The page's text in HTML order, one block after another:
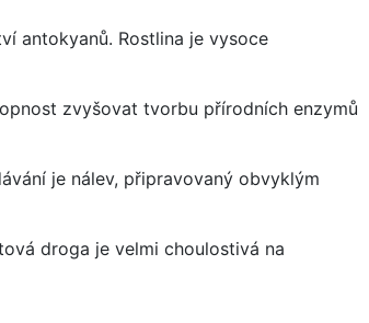
antokyanů. Rostlina je vysoce
zvyšovat tvorbu přírodních enzymů
je nálev, připravovaný obvyklým
droga je velmi choulostivá na